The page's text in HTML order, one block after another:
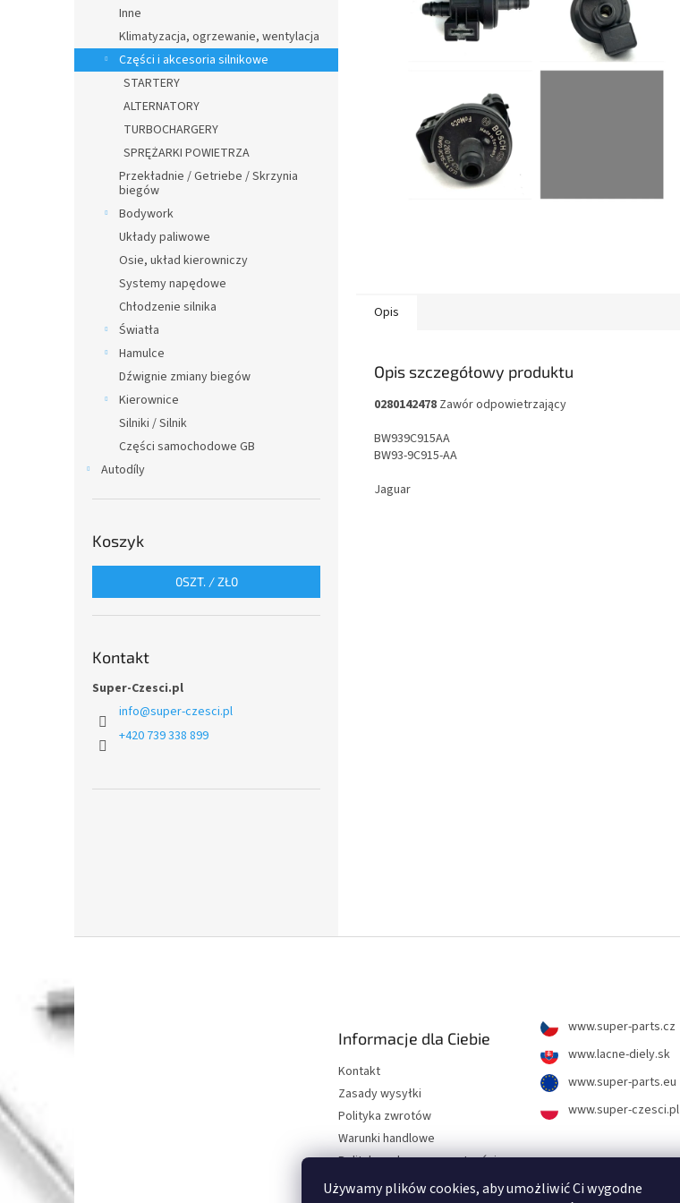
Używamy plików cookies, aby umożliwić Ci wygodne
Inne
Klimatyzacja, ogrzewanie, wentylacja
Części i akcesoria silnikowe
STARTERY
ALTERNATORY
TURBOCHARGERY
SPRĘŻARKI POWIETRZA
Przekładnie / Getriebe / Skrzynia
biegów
Bodywork
Układy paliwowe
Osie, układ kierowniczy
Systemy napędowe
Chłodzenie silnika
Światła
Hamulce
Dźwignie zmiany biegów
Kierownice
Silniki / Silnik
Części samochodowe GB
Autodíly
Koszyk
0SZT. /ZŁ0
Kontakt
Super-Czesci.pl
info@super-czesci.pl
+420 739 338 899
Opis
Opis szczegółowy produktu
0280142478 Zawór odpowietrzający
BW939C915AA
BW93-9C915-AA
Jaguar
Informacje dla Ciebie
Kontakt
Zasady wysyłki
Polityka zwrotów
Warunki handlowe
Polityka ochrony prywatności
O nas
www.super-parts.cz
www.lacne-diely.sk
www.super-parts.eu
www.super-czesci.pl